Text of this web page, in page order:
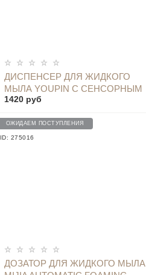
ДИСПЕНСЕР ДЛЯ ЖИДКОГО
МЫЛА YOUPIN С СЕНСОРНЫМ
ДАТЧИКОМ И ТЕРМОМЕТРОМ
1420 руб
ОПОВЕСТИТЬ
ОЖИДАЕМ ПОСТУПЛЕНИЯ
ID: 275016
ДОЗАТОР ДЛЯ ЖИДКОГО МЫЛА
ОПОВЕСТИТЬ